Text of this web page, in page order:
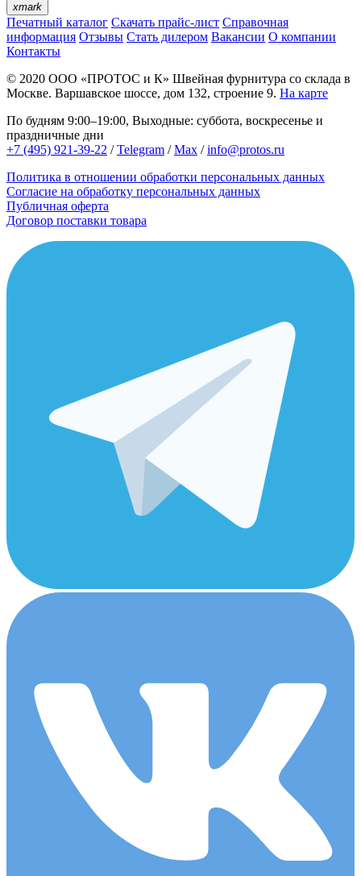
xmark
Печатный каталог Скачать прайс-лист Справочная
информация Отзывы Стать дилером Вакансии О компании
Контакты
© 2020 ООО «ПРОТОС и К» Швейная фурнитура со склада в
Москве. Варшавское шоссе, дом 132, строение 9. На карте
По будням 9:00–19:00, Выходные: суббота, воскресенье и
праздничные дни
+7 (495) 921-39-22 /Telegram /Max /info@protos.ru
Политика в отношении обработки персональных данных
Согласие на обработку персональных данных
Публичная оферта
Договор поставки товара